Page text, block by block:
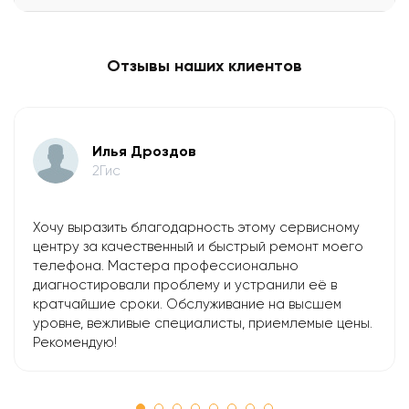
Отзывы наших клиентов
Илья Дроздов
2Гис
Хочу выразить благодарность этому сервисному
центру за качественный и быстрый ремонт моего
телефона. Мастера профессионально
диагностировали проблему и устранили её в
кратчайшие сроки. Обслуживание на высшем
уровне, вежливые специалисты, приемлемые цены.
Рекомендую!